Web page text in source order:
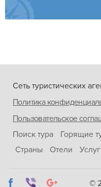
Сеть туристических
Политика
Пользовательское
Поиск тура
Горящие
Страны
Отели
©